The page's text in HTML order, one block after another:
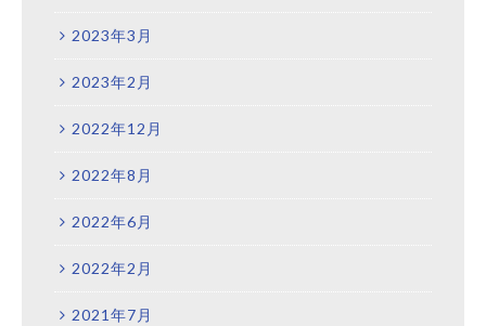
2023年3月
2023年2月
2022年12月
2022年8月
2022年6月
2022年2月
2021年7月